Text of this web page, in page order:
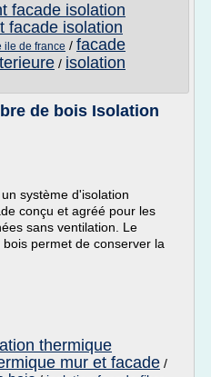
facade isolation
facade isolation
ile de france / facade
/ isolation
de bois Isolation
système d'isolation
conçu et agréé pour les
sans ventilation. Le
permet de conserver la
thermique
mur et facade /